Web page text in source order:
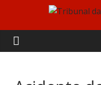
content
Tribunal
da